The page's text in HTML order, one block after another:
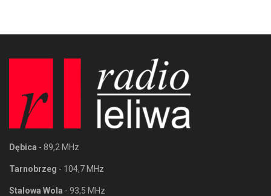
Dębica - 89,2 MHz
Tarnobrzeg - 104,7 MHz
Stalowa Wola - 93,5 MHz